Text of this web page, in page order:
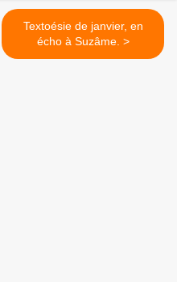
Textoésie de janvier, en
écho à Suzâme. >